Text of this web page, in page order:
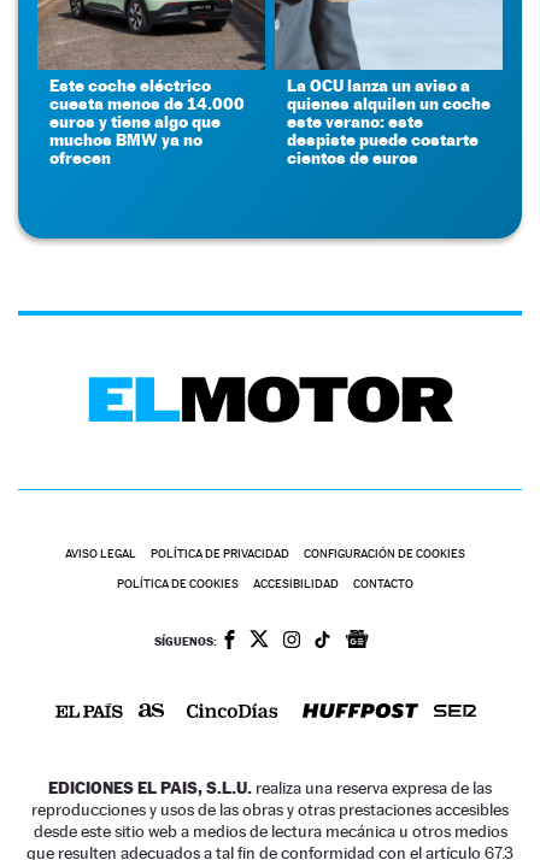
Este coche eléctrico
cuesta menos de 14.000
euros y tiene algo que
muchos BMW ya no
ofrecen
La OCU lanza un aviso a
quienes alquilen un coche
este verano: este
despiste puede costarte
cientos de euros
AVISO LEGAL POLÍTICA DE PRIVACIDAD CONFIGURACIÓN DE COOKIES
POLÍTICA DE COOKIES ACCESIBILIDAD CONTACTO
SÍGUENOS:
EDICIONES EL PAIS, S.L.U. realiza una reserva expresa de las
reproducciones y usos de las obras y otras prestaciones accesibles
desde este sitio web a medios de lectura mecánica u otros medios
que resulten adecuados a tal fin de conformidad con el artículo 67.3